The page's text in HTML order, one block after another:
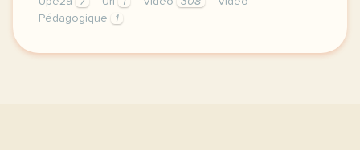
Pédagogique
1
bonjour a tous nous vous presentons aujourd